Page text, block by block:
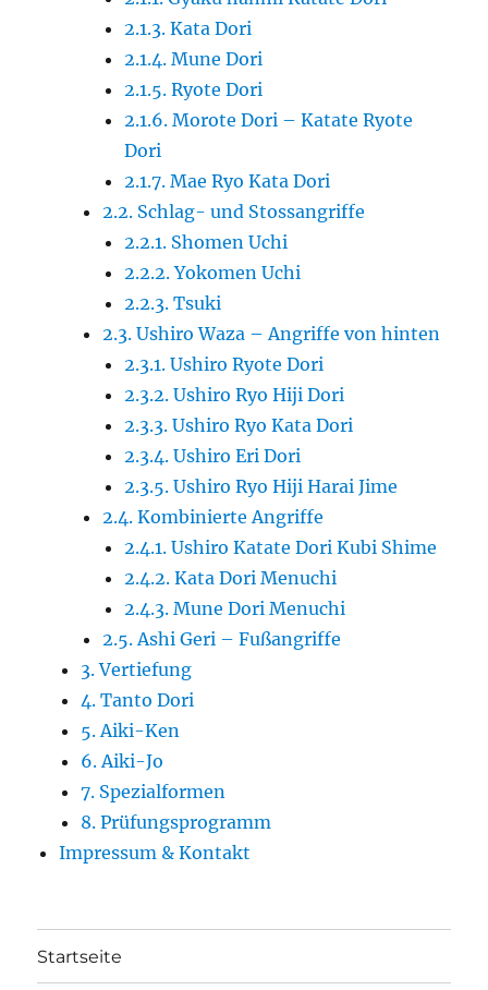
2.1.3. Kata Dori
2.1.4. Mune Dori
2.1.5. Ryote Dori
2.1.6. Morote Dori – Katate Ryote
Dori
2.1.7. Mae Ryo Kata Dori
2.2. Schlag- und Stossangriffe
2.2.1. Shomen Uchi
2.2.2. Yokomen Uchi
2.2.3. Tsuki
2.3. Ushiro Waza – Angriffe von hinten
2.3.1. Ushiro Ryote Dori
2.3.2. Ushiro Ryo Hiji Dori
2.3.3. Ushiro Ryo Kata Dori
2.3.4. Ushiro Eri Dori
2.3.5. Ushiro Ryo Hiji Harai Jime
2.4. Kombinierte Angriffe
2.4.1. Ushiro Katate Dori Kubi Shime
2.4.2. Kata Dori Menuchi
2.4.3. Mune Dori Menuchi
2.5. Ashi Geri – Fußangriffe
3. Vertiefung
4. Tanto Dori
5. Aiki-Ken
6. Aiki-Jo
7. Spezialformen
8. Prüfungsprogramm
Impressum & Kontakt
Startseite